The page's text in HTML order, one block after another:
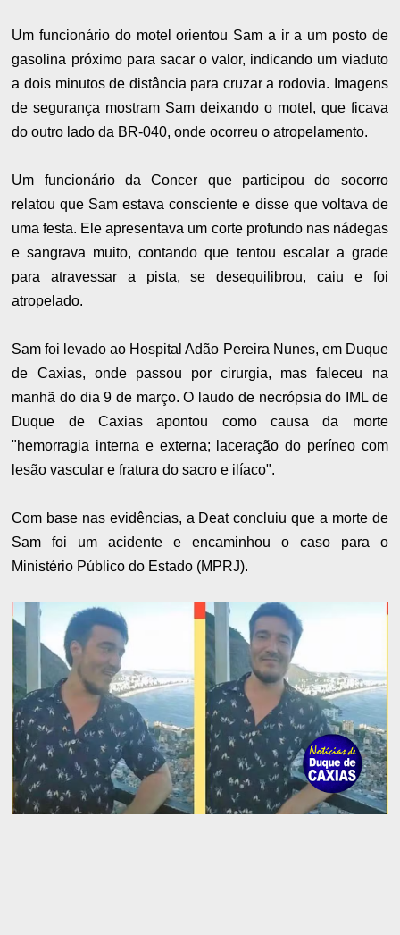
Um funcionário do motel orientou Sam a ir a um posto de
gasolina próximo para sacar o valor, indicando um viaduto
a dois minutos de distância para cruzar a rodovia. Imagens
de segurança mostram Sam deixando o motel, que ficava
do outro lado da BR-040, onde ocorreu o atropelamento.
Um funcionário da Concer que participou do socorro
relatou que Sam estava consciente e disse que voltava de
uma festa. Ele apresentava um corte profundo nas nádegas
e sangrava muito, contando que tentou escalar a grade
para atravessar a pista, se desequilibrou, caiu e foi
atropelado.
Sam foi levado ao Hospital Adão Pereira Nunes, em Duque
de Caxias, onde passou por cirurgia, mas faleceu na
manhã do dia 9 de março. O laudo de necrópsia do IML de
Duque de Caxias apontou como causa da morte
"hemorragia interna e externa; laceração do períneo com
lesão vascular e fratura do sacro e ilíaco".
Com base nas evidências, a Deat concluiu que a morte de
Sam foi um acidente e encaminhou o caso para o
Ministério Público do Estado (MPRJ).